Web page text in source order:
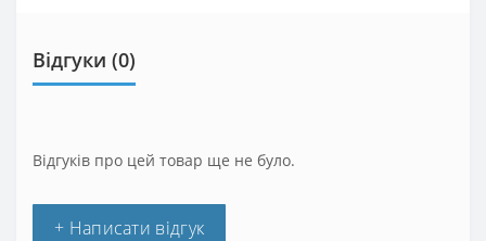
Відгуки (0)
Відгуків про цей товар ще не було.
+ Написати відгук